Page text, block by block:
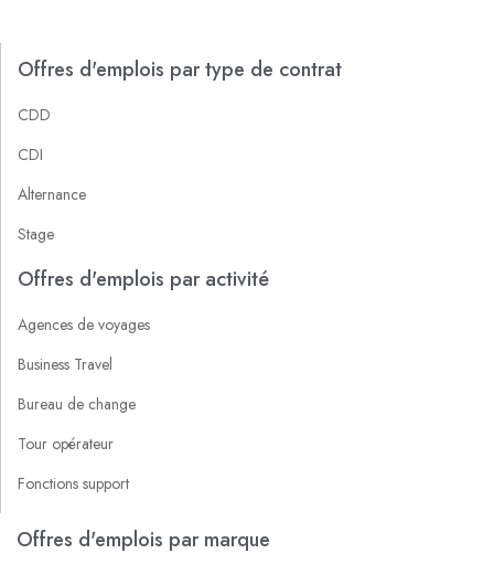
Offres d'emplois par type de contrat
CDD
CDI
Alternance
Stage
Offres d'emplois par activité
Agences de voyages
Business Travel
Bureau de change
Tour opérateur
Fonctions support
Offres d'emplois par marque